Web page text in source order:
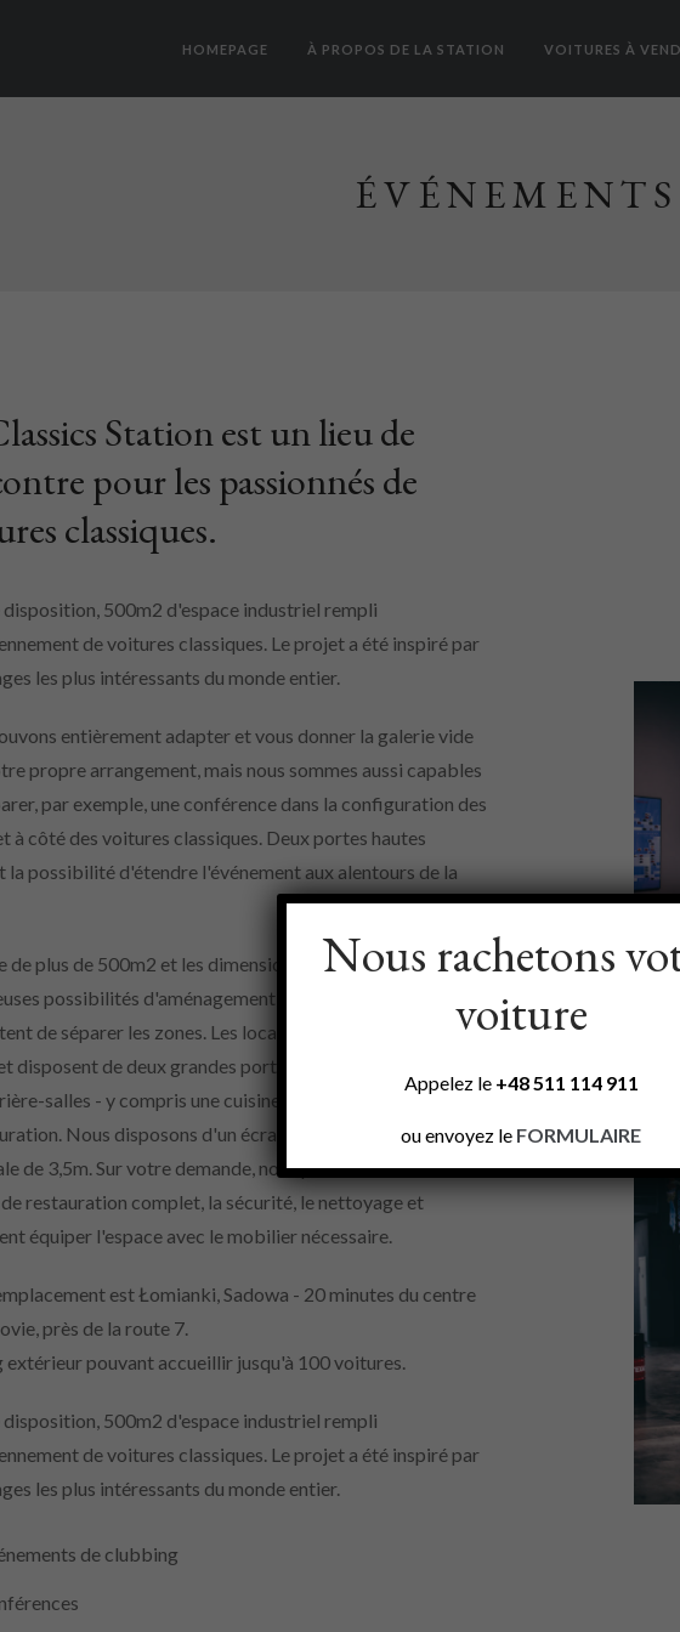
HOMEPAGE À PROPOS DE LA STATION VOITURES À
ÉVÉNEMENTS
Station est un lieu de
pour les passionnés de
classiques.
500m2 d'espace industriel rempli
de voitures classiques. Le projet a été inspiré par
les plus intéressants du monde entier.
entièrement adapter et vous donner la galerie vide
propre arrangement, mais nous sommes aussi capables
par exemple, une conférence dans la configuration des
à côté des voitures classiques. Deux portes hautes
la possibilité d'étendre l'événement aux alentours de la
de plus de 500m2 et les dimensions de 30x18m offrent de
possibilités d'aménagement, de plus trois piliers
de séparer les zones. Les locaux ont une hauteur de plus
disposent de deux grandes portes levantes. Deux toilettes,
salles - y compris une cuisine complète disponible pour
Nous disposons d'un écran pneumatique d'une
de 3,5m. Sur votre demande, nous pouvons fournir un
restauration complet, la sécurité, le nettoyage et
équiper l'espace avec le mobilier nécessaire.
est Łomianki, Sadowa - 20 minutes du centre
près de la route 7.
extérieur pouvant accueillir jusqu'à 100 voitures.
500m2 d'espace industriel rempli
de voitures classiques. Le projet a été inspiré par
les plus intéressants du monde entier.
de clubbing
Nous rachetons
voiture
Appelez le +48511 114 911
ou envoyez le FORMULAIRE